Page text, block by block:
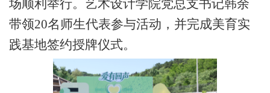
场顺利举行。 艺术设计学院党总支书记韩余
带领20名师生代表参与活动，并完成美育实
践基地签约授牌仪式。